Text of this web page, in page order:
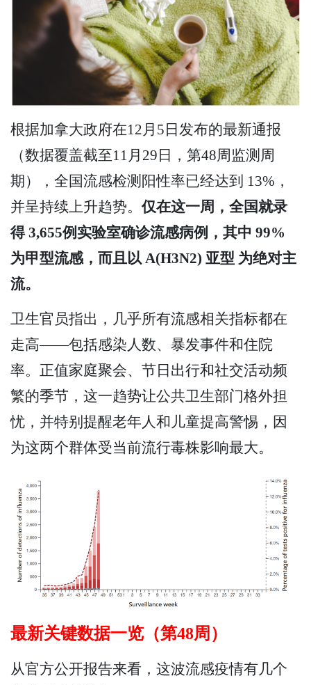
根据加拿大政府在12月5日发布的最新通报
（数据覆盖截至11月29日，第48周监测周
期），全国流感检测阳性率已经达到 13%，
并呈持续上升趋势。仅在这一周，全国就录
得 3,655例实验室确诊流感病例，其中 99%
为甲型流感，而且以 A(H3N2) 亚型 为绝对主
流。
卫生官员指出，几乎所有流感相关指标都在
走高——包括感染人数、暴发事件和住院
率。正值家庭聚会、节日出行和社交活动频
繁的季节，这一趋势让公共卫生部门格外担
忧，并特别提醒老年人和儿童提高警惕，因
为这两个群体受当前流行毒株影响最大。
最新关键数据一览（第48周）
从官方公开报告来看，这波流感疫情有几个